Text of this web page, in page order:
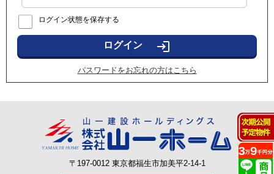
ログイン状態を保存する
login
パスワードをお忘れの方はこちら
〒197-0012 東京都福生市加美平2-14-1